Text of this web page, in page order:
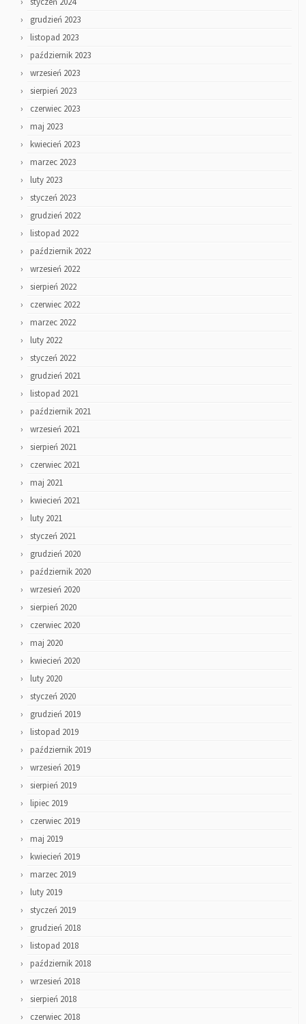
grudzień 2023
listopad 2023
październik 2023
wrzesień 2023
sierpień 2023
czerwiec 2023
maj 2023
kwiecień 2023
marzec 2023
luty 2023
styczeń 2023
grudzień 2022
listopad 2022
październik 2022
wrzesień 2022
sierpień 2022
czerwiec 2022
marzec 2022
luty 2022
styczeń 2022
grudzień 2021
listopad 2021
październik 2021
wrzesień 2021
sierpień 2021
czerwiec 2021
maj 2021
kwiecień 2021
luty 2021
styczeń 2021
grudzień 2020
październik 2020
wrzesień 2020
sierpień 2020
czerwiec 2020
maj 2020
kwiecień 2020
luty 2020
styczeń 2020
grudzień 2019
listopad 2019
październik 2019
wrzesień 2019
sierpień 2019
lipiec 2019
czerwiec 2019
maj 2019
kwiecień 2019
marzec 2019
luty 2019
styczeń 2019
grudzień 2018
listopad 2018
październik 2018
wrzesień 2018
sierpień 2018
czerwiec 2018